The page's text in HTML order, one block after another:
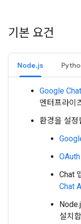
기본 요건
Node.js
Google Chat
엔터프라이
환경을 설정
Chat
Chat
설치